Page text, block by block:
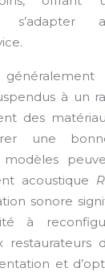
s’adapter
à un
des
une
modèles
acoustique
sonore
à
restaurateurs
et